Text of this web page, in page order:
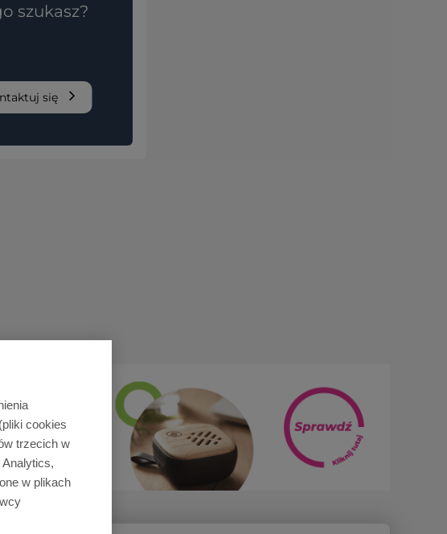
cookies
trzecich w
w plikach
szukasz?
się